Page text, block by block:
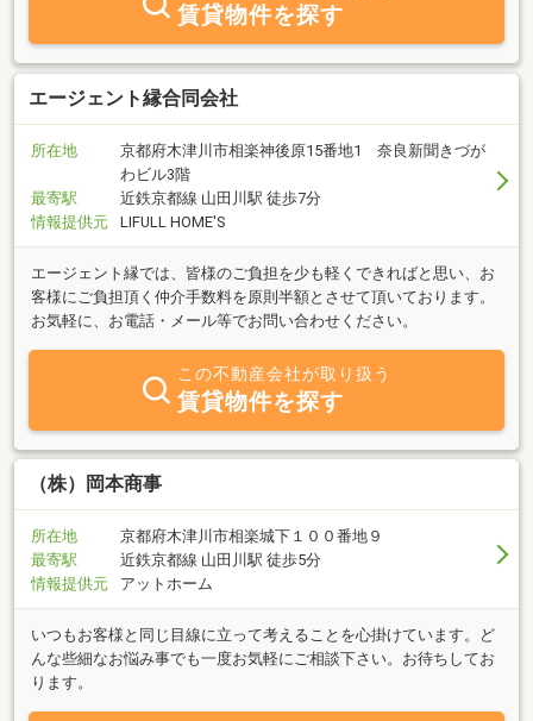
賃貸物件を探す
エージェント縁合同会社
所在地
京都府木津川市相楽神後原15番地1 奈良新聞きづが
わビル3階
最寄駅
近鉄京都線 山田川駅 徒歩7分
情報提供元
LIFULL HOME'S
エージェント縁では、皆様のご負担を少も軽くできればと思い、お
客様にご負担頂く仲介手数料を原則半額とさせて頂いております。
お気軽に、お電話・メール等でお問い合わせください。
この不動産会社が取り扱う
賃貸物件を探す
（株）岡本商事
所在地
京都府木津川市相楽城下１００番地９
最寄駅
近鉄京都線 山田川駅 徒歩5分
情報提供元
アットホーム
いつもお客様と同じ目線に立って考えることを心掛けています。ど
んな些細なお悩み事でも一度お気軽にご相談下さい。お待ちしてお
ります。